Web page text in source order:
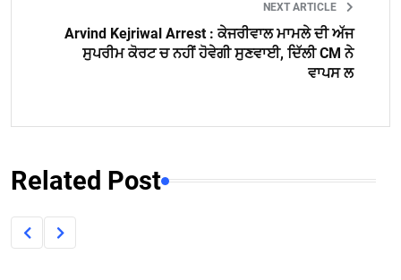
NEXT ARTICLE
Arvind Kejriwal Arrest : ਕੇਜਰੀਵਾਲ ਮਾਮਲੇ ਦੀ ਅੱਜ
ਸੁਪਰੀਮ ਕੋਰਟ ਚ ਨਹੀਂ ਹੋਵੇਗੀ ਸੁਣਵਾਈ, ਦਿੱਲੀ CM ਨੇ
ਵਾਪਸ ਲ
Related Post